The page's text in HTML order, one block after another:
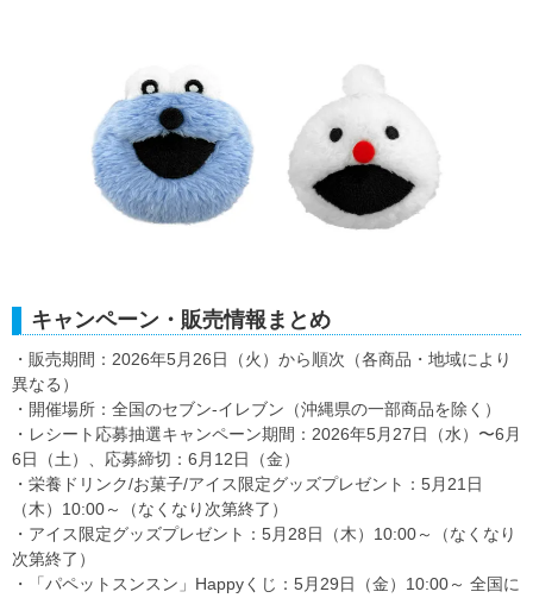
キャンペーン・販売情報まとめ
・販売期間：2026年5月26日（火）から順次（各商品・地域により
異なる）
・開催場所：全国のセブン-イレブン（沖縄県の一部商品を除く）
・レシート応募抽選キャンペーン期間：2026年5月27日（水）〜6月
6日（土）、応募締切：6月12日（金）
・栄養ドリンク/お菓子/アイス限定グッズプレゼント：5月21日
（木）10:00～（なくなり次第終了）
・アイス限定グッズプレゼント：5月28日（木）10:00～（なくなり
次第終了）
・「パペットスンスン」Happyくじ：5月29日（金）10:00～ 全国に